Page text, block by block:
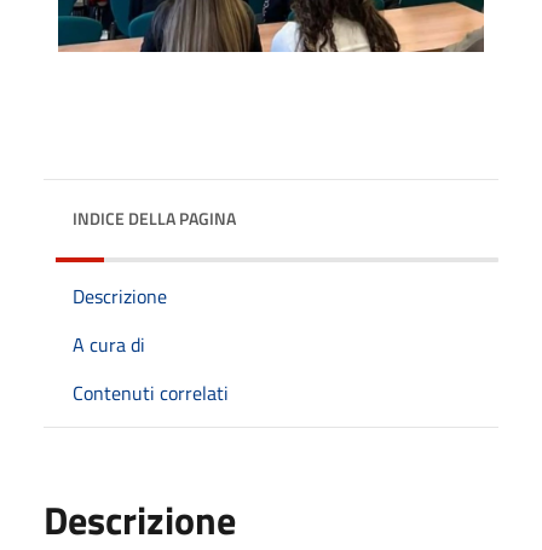
INDICE DELLA PAGINA
Descrizione
A cura di
Contenuti correlati
Descrizione